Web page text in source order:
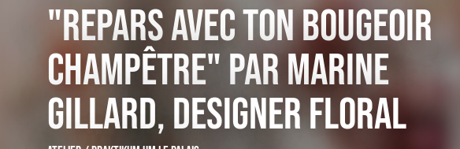
"Repars avec ton bougeoir
champêtre" par Marine
Gillard, designer floral